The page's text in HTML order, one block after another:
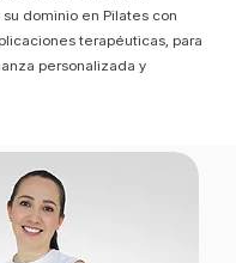
dominio en Pilates con
terapéuticas, para
personalizada y